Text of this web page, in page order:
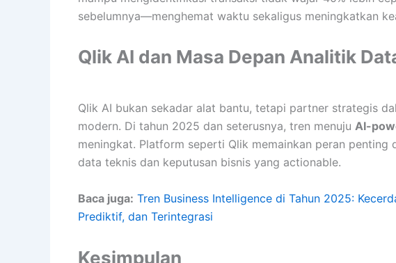
sebelumnya—menghemat waktu sekaligus meningkatkan
Qlik AI dan Masa Depan Analitik
Qlik AI bukan sekadar alat bantu, tetapi partner strategis
modern. Di tahun 2025 dan seterusnya, tren menuju AI-
meningkat. Platform seperti Qlik memainkan peran penting
data teknis dan keputusan bisnis yang actionable.
Baca juga: Tren Business Intelligence di Tahun 2025:
Prediktif, dan Terintegrasi
Kesimpulan